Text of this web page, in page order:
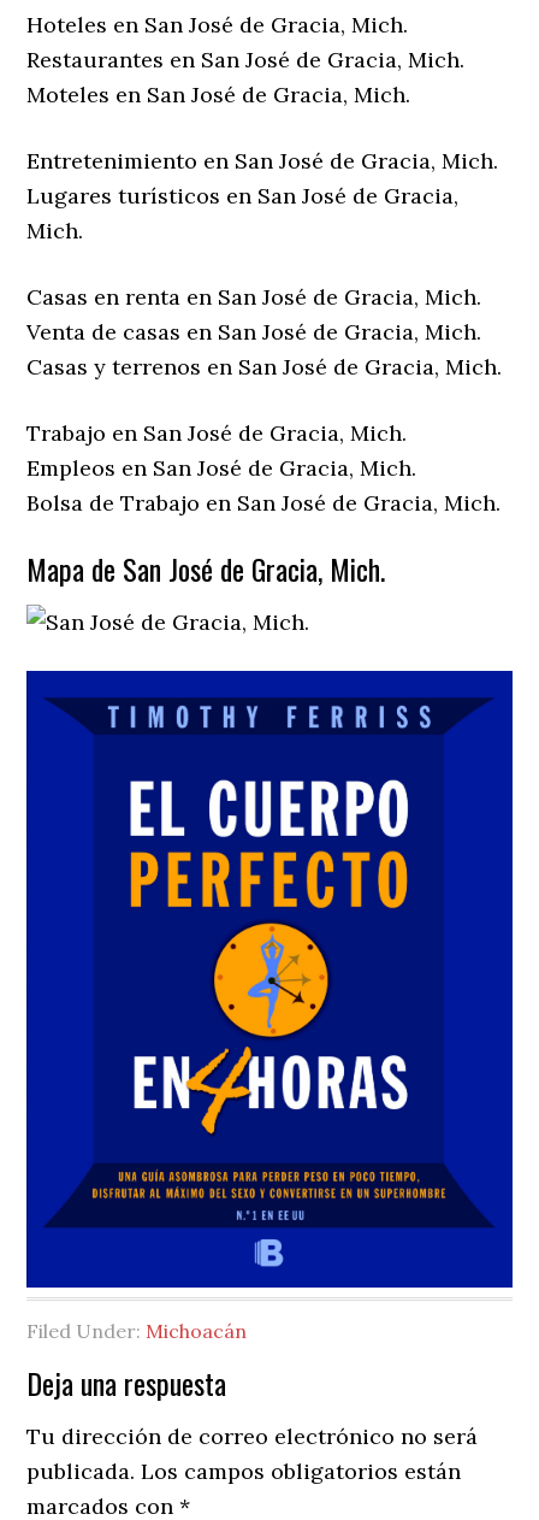
Hoteles en San José de Gracia, Mich.
Restaurantes en San José de Gracia, Mich.
Moteles en San José de Gracia, Mich.
Entretenimiento en San José de Gracia, Mich.
Lugares turísticos en San José de Gracia,
Mich.
Casas en renta en San José de Gracia, Mich.
Venta de casas en San José de Gracia, Mich.
Casas y terrenos en San José de Gracia, Mich.
Trabajo en San José de Gracia, Mich.
Empleos en San José de Gracia, Mich.
Bolsa de Trabajo en San José de Gracia, Mich.
Mapa de San José de Gracia, Mich.
Filed Under: Michoacán
Reader
Interactions
Deja una respuesta
Tu dirección de correo electrónico no será
publicada. Los campos obligatorios están
marcados con*